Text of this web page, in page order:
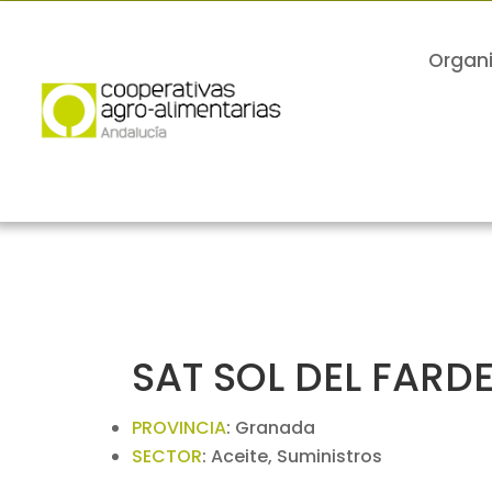
SAT SOL DEL
PROVINCIA: Granada
SECTOR:Aceite, Suministros